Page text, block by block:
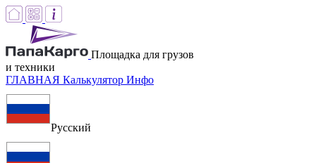
Площадка для грузов
и техники
ГЛАВНАЯ Калькулятор Инфо
Русский